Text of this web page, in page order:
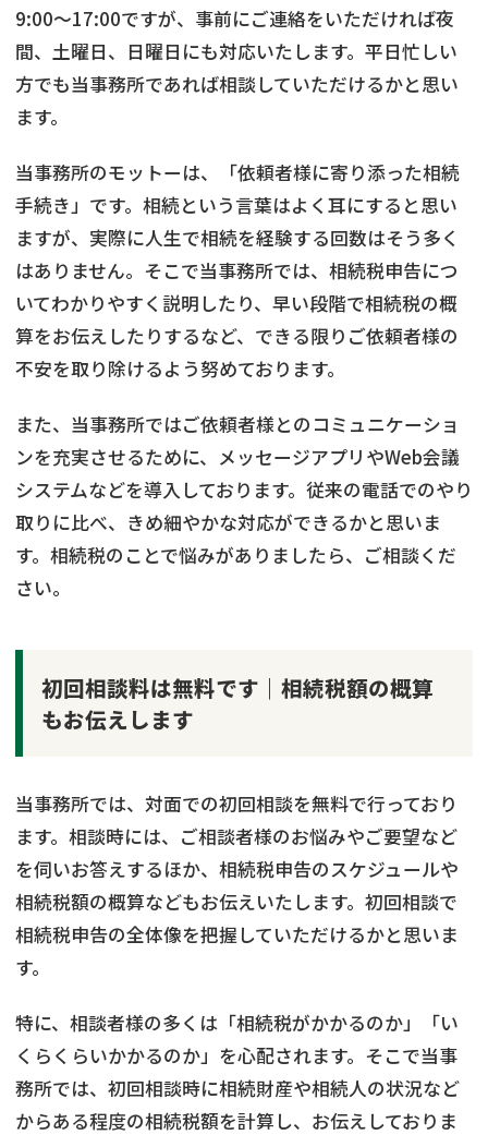
9:00～17:00ですが、事前にご連絡をいただければ夜
間、土曜日、日曜日にも対応いたします。平日忙しい
方でも当事務所であれば相談していただけるかと思い
ます。
当事務所のモットーは、「依頼者様に寄り添った相続
手続き」です。相続という言葉はよく耳にすると思い
ますが、実際に人生で相続を経験する回数はそう多く
はありません。そこで当事務所では、相続税申告につ
いてわかりやすく説明したり、早い段階で相続税の概
算をお伝えしたりするなど、できる限りご依頼者様の
不安を取り除けるよう努めております。
また、当事務所ではご依頼者様とのコミュニケーショ
ンを充実させるために、メッセージアプリやWeb会議
システムなどを導入しております。従来の電話でのやり
取りに比べ、きめ細やかな対応ができるかと思いま
す。相続税のことで悩みがありましたら、ご相談くだ
さい。
初回相談料は無料です｜相続税額の概算
もお伝えします
当事務所では、対面での初回相談を無料で行っており
ます。相談時には、ご相談者様のお悩みやご要望など
を伺いお答えするほか、相続税申告のスケジュールや
相続税額の概算などもお伝えいたします。初回相談で
相続税申告の全体像を把握していただけるかと思いま
す。
特に、相談者様の多くは「相続税がかかるのか」「い
くらくらいかかるのか」を心配されます。そこで当事
務所では、初回相談時に相続財産や相続人の状況など
からある程度の相続税額を計算し、お伝えしておりま